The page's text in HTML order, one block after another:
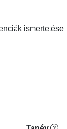
ismertetése